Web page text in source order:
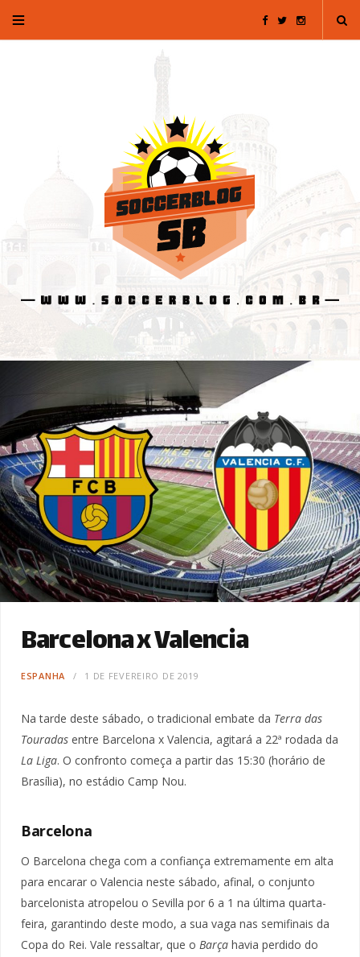
F T I
a
a
Barcelona x Valencia
ESPANHA 1 DE FEVEREIRO DE 2019
Na tarde deste sábado, o tradicional embate da Terra das
Touradas entre Barcelona x Valencia, agitará a 22ª rodada da
La Liga. O confronto começa a partir das 15:30 (horário de
Brasília), no estádio Camp Nou.
Barcelona
O Barcelona chega com a confiança extremamente em alta
para encarar o Valencia neste sábado, afinal, o conjunto
barcelonista atropelou o Sevilla por 6 a 1 na última quarta-
feira, garantindo deste modo, a sua vaga nas semifinais da
Copa do Rei. Vale ressaltar, que o Barça havia perdido do